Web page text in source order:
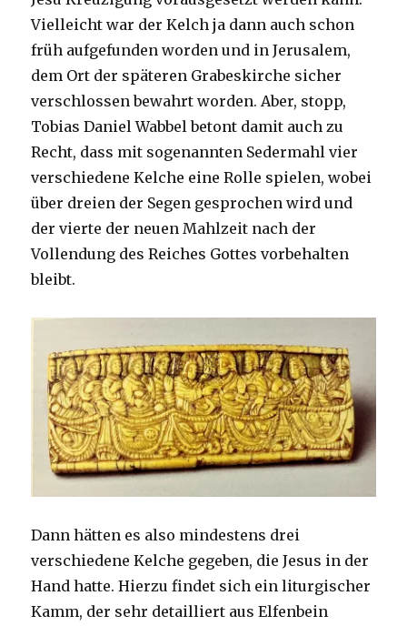
Vielleicht war der Kelch ja dann auch schon
früh aufgefunden worden und in Jerusalem,
dem Ort der späteren Grabeskirche sicher
verschlossen bewahrt worden. Aber, stopp,
Tobias Daniel Wabbel betont damit auch zu
Recht, dass mit sogenannten Sedermahl vier
verschiedene Kelche eine Rolle spielen, wobei
über dreien der Segen gesprochen wird und
der vierte der neuen Mahlzeit nach der
Vollendung des Reiches Gottes vorbehalten
bleibt.
Dann hätten es also mindestens drei
verschiedene Kelche gegeben, die Jesus in der
Hand hatte. Hierzu findet sich ein liturgischer
Kamm, der sehr detailliert aus Elfenbein